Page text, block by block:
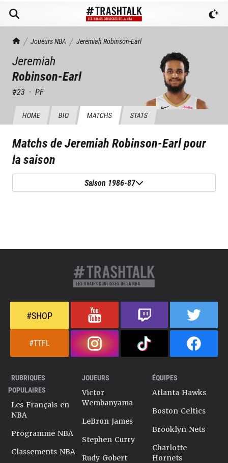
TrashTalk Actu NBA
Joueurs NBA Jeremiah Robinson-Earl
Jeremiah
Robinson-Earl
#23 · PF
HOME BIO MATCHS STATS
Matchs deJeremiah Robinson-Earlpour
la saison
Saison 1986-87
#SHOP
#TTFL
RUBRIQUES
POPULAIRES
Les Français en
NBA
Programme NBA
Classements NBA
JOUEURS
Victor
Wembanyama
LeBron James
Stephen Curry
Rudy Gobert
ÉQUIPES
Atlanta Hawks
Boston Celtics
Brooklyn Nets
Charlotte
Hornets